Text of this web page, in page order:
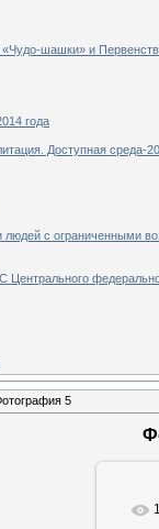
«Чудо-шашки» и
года
Доступная среда-
с ограниченными
Центрального
5